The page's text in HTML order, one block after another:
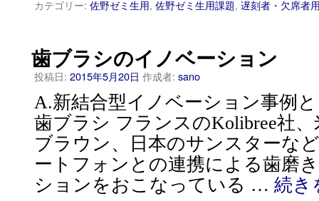
カテゴリー: 佐野ゼミ生用, 佐野ゼミ生用課題, 遅刻者・欠席者
歯ブラシのイノベーション
投稿日: 2015年5月20日 作成者: sano
A.新結合型イノベーション事例
歯ブラシ フランスのKolibree社
ブラウン、日本のサンスターな
ートフォンとの連携による歯磨
ションをおこなっている … 続き